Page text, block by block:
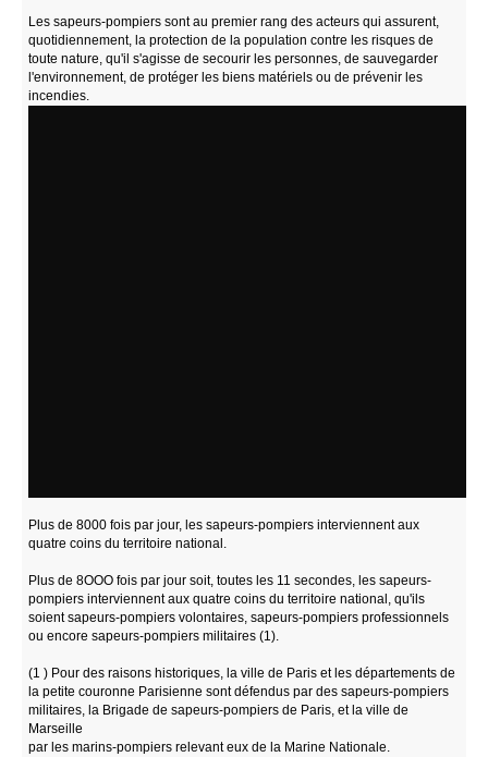
Les sapeurs-pompiers sont au premier rang des acteurs qui assurent,
quotidiennement, la protection de la population contre les risques de
toute nature, qu'il s'agisse de secourir les personnes, de sauvegarder
l'environnement, de protéger les biens matériels ou de prévenir les
incendies.
Plus de 8000 fois par jour, les sapeurs-pompiers interviennent aux
quatre coins du territoire national.
Plus de 8OOO fois par jour soit, toutes les 11 secondes, les sapeurs-
pompiers interviennent aux quatre coins du territoire national, qu'ils
soient sapeurs-pompiers volontaires, sapeurs-pompiers professionnels
ou encore sapeurs-pompiers militaires (1).
(1 ) Pour des raisons historiques, la ville de Paris et les départements de
la petite couronne Parisienne sont défendus par des sapeurs-pompiers
militaires, la Brigade de sapeurs-pompiers de Paris, et la ville de
Marseille
par les marins-pompiers relevant eux de la Marine Nationale.